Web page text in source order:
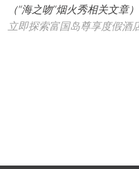
（“海之吻”烟火秀相关文章）
立即探索富国岛尊享度假酒